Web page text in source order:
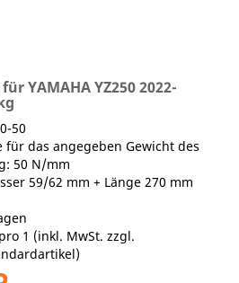
YAMAHA YZ250 2022-
50
für das angegeben Gewicht des
50 N/mm
59/62 mm + Länge 270 mm
1 (inkl. MwSt. zzgl.
)